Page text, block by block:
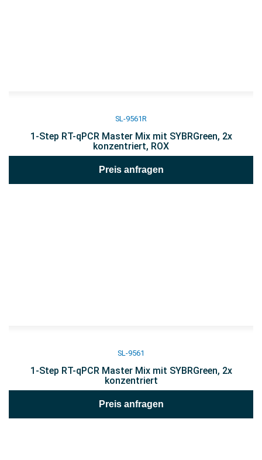
SL-9561R
1-Step RT-qPCR Master Mix mit SYBRGreen, 2x
konzentriert, ROX
Preis anfragen
SL-9561
1-Step RT-qPCR Master Mix mit SYBRGreen, 2x
konzentriert
Preis anfragen